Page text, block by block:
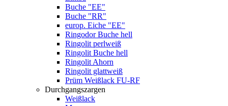
Buche "EE"
Buche "RR"
europ. Eiche "EE"
Ringodor Buche hell
Ringolit perlweiß
Ringolit Buche hell
Ringolit Ahorn
Ringolit glattweiß
Prüm Weißlack FU-RF
Durchgangszargen
Weißlack